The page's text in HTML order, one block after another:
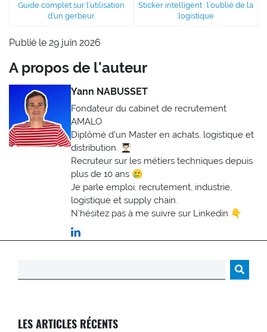
Guide complet sur l’utilisation
d’un gerbeur.
Sticker intelligent : l’oublié de la
logistique
Publié le 29 juin 2026
A propos de l'auteur
Yann NABUSSET
Fondateur du cabinet de recrutement
AMALO
Diplômé d'un Master en achats, logistique et
distribution. 👨🏻‍🎓
Recruteur sur les métiers techniques depuis
plus de 10 ans 🥲
Je parle emploi, recrutement, industrie,
logistique et supply chain.
N'hésitez pas à me suivre sur Linkedin 👇
LES ARTICLES RÉCENTS